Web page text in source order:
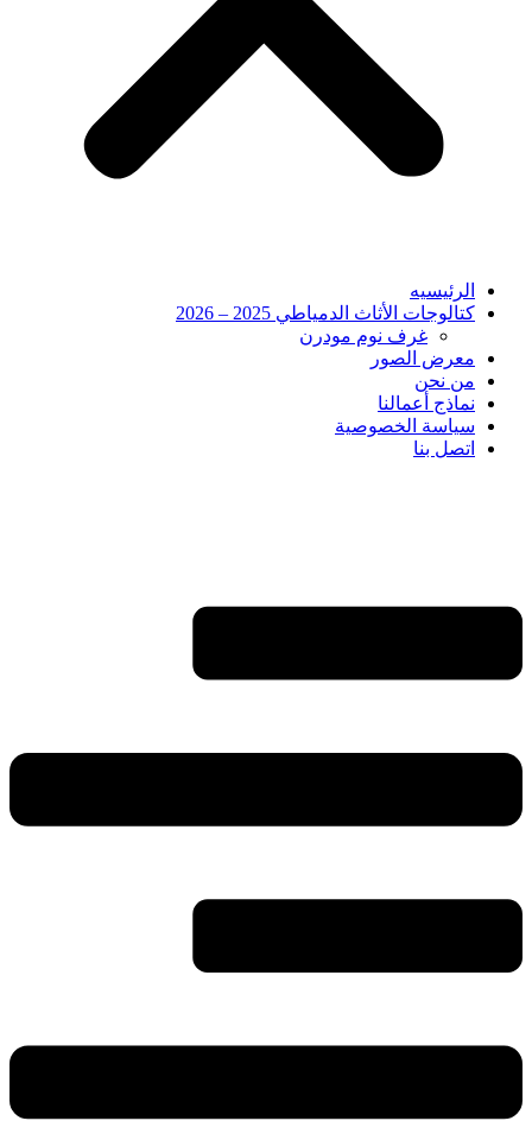
الرئيسيه
كتالوجات الأثاث الدمياطي 2025 – 2026
غرف نوم مودرن
معرض الصور
من نحن
نماذج أعمالنا
سياسة الخصوصية
اتصل بنا